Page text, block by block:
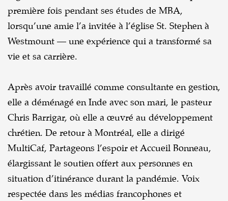
première fois pendant ses études de MBA,
lorsqu’une amie l’a invitée à l’église St. Stephen à
Westmount — une expérience qui a transformé sa
vie et sa carrière.
Après avoir travaillé comme consultante en gestion,
elle a déménagé en Inde avec son mari, le pasteur
Chris Barrigar, où elle a œuvré au développement
chrétien. De retour à Montréal, elle a dirigé
MultiCaf, Partageons l’espoir et Accueil Bonneau,
élargissant le soutien offert aux personnes en
situation d’itinérance durant la pandémie. Voix
respectée dans les médias francophones et